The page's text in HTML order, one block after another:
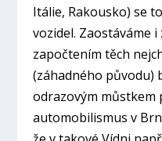
Itálie, Rakousko) se
vozidel. Zaostáváme
započtením těch
(záhadného původu)
odrazovým můstkem
automobilismus v